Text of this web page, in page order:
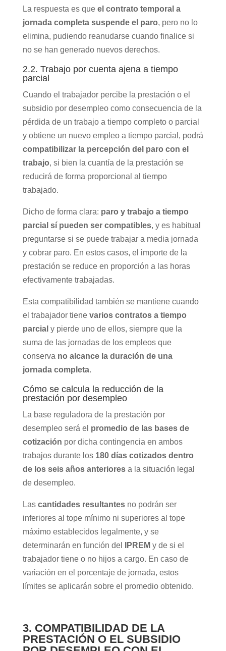
La respuesta es que el contrato temporal a
jornada completa suspende el paro, pero no lo
elimina, pudiendo reanudarse cuando finalice si
no se han generado nuevos derechos.
2.2. Trabajo por cuenta ajena a tiempo
parcial
Cuando el trabajador percibe la prestación o el
subsidio por desempleo como consecuencia de la
pérdida de un trabajo a tiempo completo o parcial
y obtiene un nuevo empleo a tiempo parcial, podrá
compatibilizar la percepción del paro con el
trabajo, si bien la cuantía de la prestación se
reducirá de forma proporcional al tiempo
trabajado.
Dicho de forma clara: paro y trabajo a tiempo
parcial sí pueden ser compatibles, y es habitual
preguntarse si se puede trabajar a media jornada
y cobrar paro. En estos casos, el importe de la
prestación se reduce en proporción a las horas
efectivamente trabajadas.
Esta compatibilidad también se mantiene cuando
el trabajador tiene varios contratos a tiempo
parcial y pierde uno de ellos, siempre que la
suma de las jornadas de los empleos que
conserva no alcance la duración de una
jornada completa.
Cómo se calcula la reducción de la
prestación por desempleo
La base reguladora de la prestación por
desempleo será el promedio de las bases de
cotización por dicha contingencia en ambos
trabajos durante los 180 días cotizados dentro
de los seis años anterioresa la situación legal
de desempleo.
Las cantidades resultantesno podrán ser
inferiores al tope mínimo ni superiores al tope
máximo establecidos legalmente, y se
determinarán en función del
IPREM y de si el
trabajador tiene o no hijos a cargo. En caso de
variación en el porcentaje de jornada, estos
límites se aplicarán sobre el promedio obtenido.
3. COMPATIBILIDAD DE LA
PRESTACIÓN O EL SUBSIDIO